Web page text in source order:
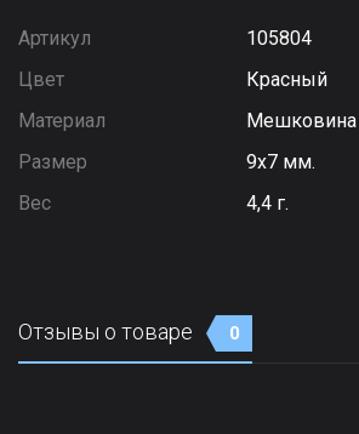
Артикул
105804
Цвет
Красный
Материал
Мешковина
Размер
9х7 мм.
Вес
4,4 г.
Отзывы о товаре 0